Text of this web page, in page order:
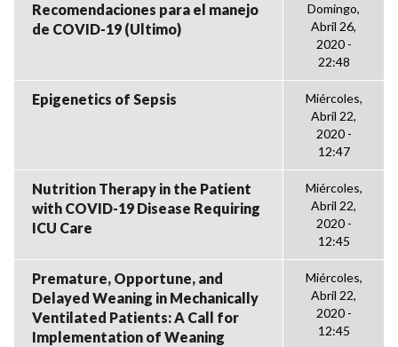
Recomendaciones para el manejo
de COVID-19 (Ultimo)
Domingo,
Abril 26,
2020 -
22:48
Epigenetics of Sepsis
Miércoles,
Abril 22,
2020 -
12:47
Nutrition Therapy in the Patient
with COVID-19 Disease Requiring
ICU Care
Miércoles,
Abril 22,
2020 -
12:45
Premature, Opportune, and
Delayed Weaning in Mechanically
Ventilated Patients: A Call for
Implementation of Weaning
Miércoles,
Abril 22,
2020 -
12:45